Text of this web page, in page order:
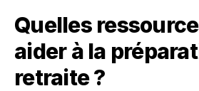
Quelles
aider à la
retraite ?